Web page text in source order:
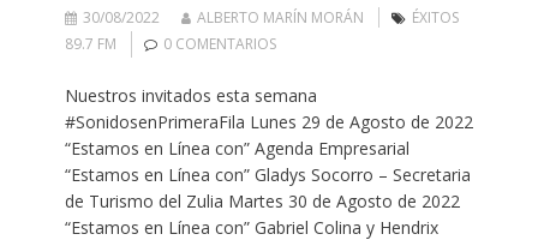
30/08/2022 ALBERTO MARÍN MORÁN
ÉXITOS
89.7 FM
0 COMENTARIOS
Nuestros invitados esta semana
#SonidosenPrimeraFila Lunes 29 de Agosto de 2022
“Estamos en Línea con” Agenda Empresarial
“Estamos en Línea con” Gladys Socorro – Secretaria
de Turismo del Zulia Martes 30 de Agosto de 2022
“Estamos en Línea con” Gabriel Colina y Hendrix